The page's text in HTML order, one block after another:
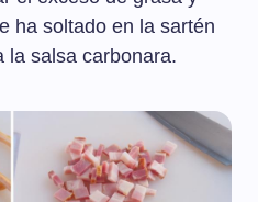
ha soltado en la sartén
la salsa carbonara.